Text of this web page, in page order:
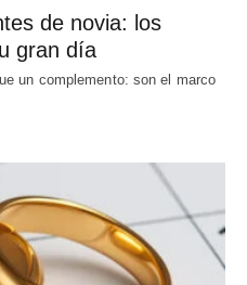
de novia: los
gran día
un complemento: son el marco